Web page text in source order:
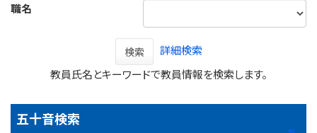
職名
検索
詳細検索
教員氏名とキーワードで教員情報を検索します。
五十音検索